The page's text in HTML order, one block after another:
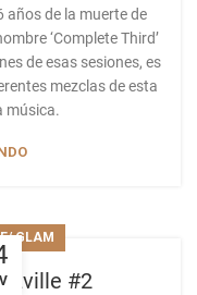
años de la muerte de
‘Complete Third’
de esas sesiones, es
mezclas de esta
música.
GLAM
#2